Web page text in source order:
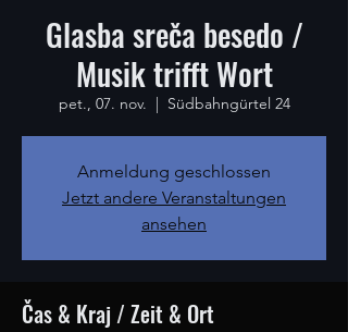
Glasba sreča besedo /
Musik trifft Wort
pet., 07. nov.
  |
Südbahngürtel 24
Anmeldung geschlossen
Jetzt andere Veranstaltungen
ansehen
Čas & Kraj / Zeit & Ort